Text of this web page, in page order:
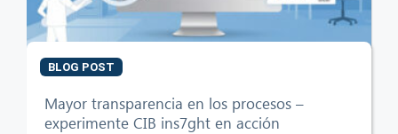
BLOG POST
Mayor transparencia en los procesos –
experimente CIB ins7ght en acción